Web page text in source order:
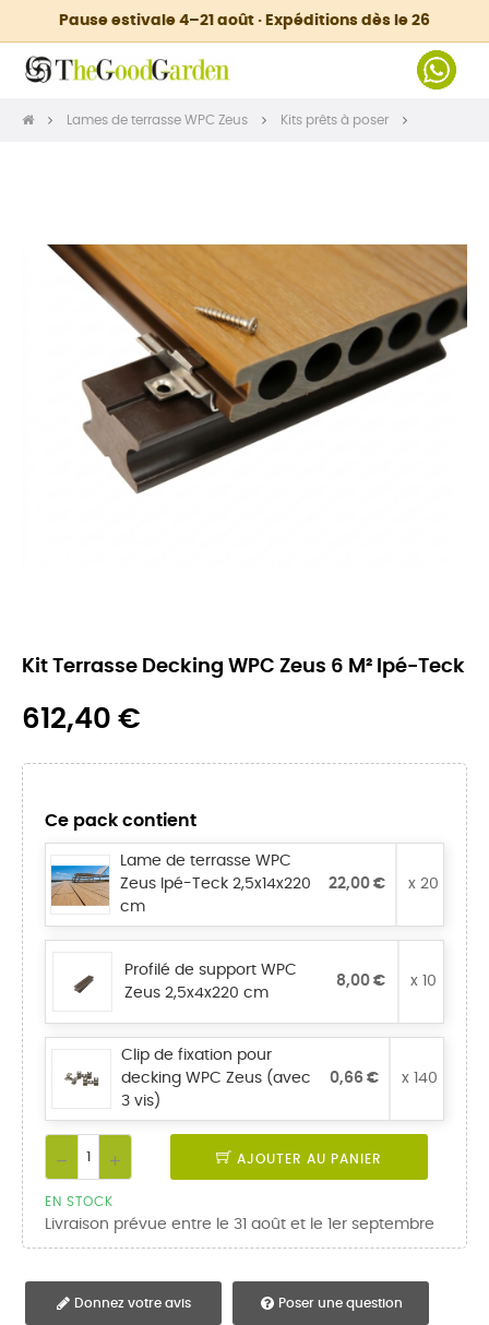
Pause estivale 4–21 août · Expéditions dès le 26
Lames de terrasse WPC Zeus Kits prêts à poser
Kit Terrasse Decking WPC Zeus 6 M² Ipé-Teck
612,40 €
Ce pack contient
Lame de terrasse WPC
Zeus Ipé-Teck 2,5x14x220
cm
22,00 € x 20
Profilé de support WPC
Zeus 2,5x4x220 cm
8,00 € x 10
Clip de fixation pour
decking WPC Zeus (avec
3 vis)
0,66 € x 140
AJOUTER AU PANIER
EN STOCK
Livraison prévue entre le 31 août et le 1er septembre
Donnez votre avis Poser une question